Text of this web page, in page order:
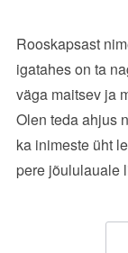
Rooskapsast
igatahes on ta
väga maitsev ja
Olen teda ahjus
ka inimeste üht
pere jõululauale